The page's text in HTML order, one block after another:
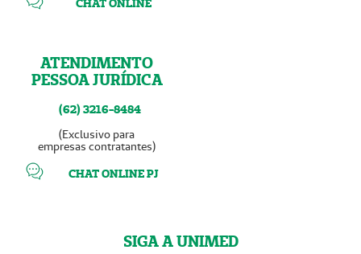
ATENDIMENTO
PESSOA JURÍDICA
(62) 3216-8484
(Exclusivo para
empresas contratantes)
CHAT ONLINE PJ
SIGA A UNIMED